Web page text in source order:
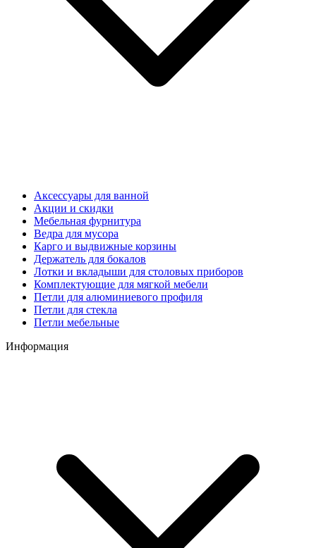
Аксессуары для ванной
Акции и скидки
Мебельная фурнитура
Ведра для мусора
Карго и выдвижные корзины
Держатель для бокалов
Лотки и вкладыши для столовых приборов
Комплектующие для мягкой мебели
Петли для алюминиевого профиля
Петли для стекла
Петли мебельные
Информация